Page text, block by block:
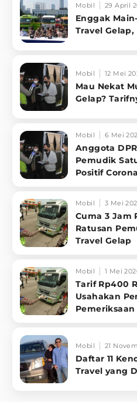
Mobil 29 April
Enggak
Travel
Mobil 12 Mei
Mau Nekat
Gelap?
Mobil 6 Mei
Anggota
Pemudik
Positif Corona
Mobil 3 Mei
Cuma 3 Jam
Ratusan
Travel Gelap
Mobil 1 Mei
Tarif Rp400
Usahakan
Pemeriksaan
Mobil 21
Daftar 11
Travel yang